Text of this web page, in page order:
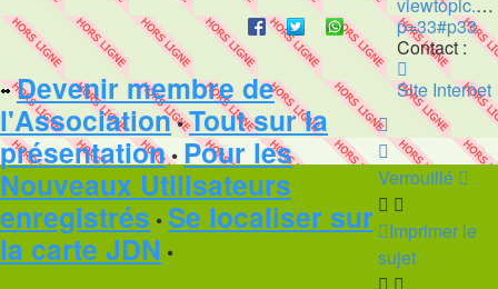
Devenir membre de
l'Association•Tout sur la
présentation• Pour les
Nouveaux Utilisateurs
enregistrés • Se localiser sur
la carte JDN •
p=33#p33
Contact :
Contacter
Philippe
Site Internet
Haut
Haut
Verrouillé
Imprimer le
sujet